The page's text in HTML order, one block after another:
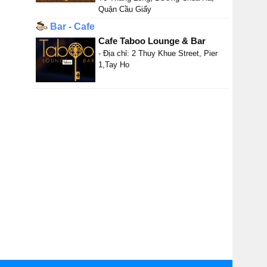
Quận Cầu Giấy
Bar - Cafe
Cafe Taboo Lounge & Bar
- Địa chỉ: 2 Thuy Khue Street, Pier
1,Tay Ho